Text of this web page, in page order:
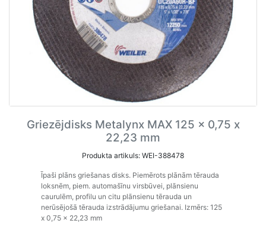
Griezējdisks Metalynx MAX 125 x 0,75 x
22,23 mm
Produkta artikuls: WEI-388478
Īpaši plāns griešanas disks. Piemērots plānām tērauda
loksnēm, piem. automašīnu virsbūvei, plānsienu
caurulēm, profilu un citu plānsienu tērauda un
nerūsējošā tērauda izstrādājumu griešanai. Izmērs: 125
x 0,75 x 22,23 mm